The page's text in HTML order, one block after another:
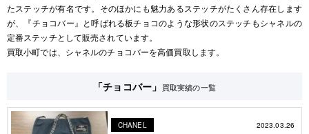
たステッチが有名です。そのほかにも魅力あるステッチがたくさん存在します
が、『チョコバー』と呼ばれる板チョコのような形状のステッチもシャネルの
定番ステッチとして販売されています。
買取小町では、シャネルのチョコバーを高価買取します。
「チョコバー」 買取実績の一覧
CHANEL 2023.03.26